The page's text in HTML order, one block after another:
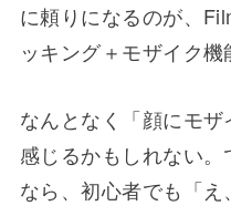
に頼りになるのが、
ッキング＋モザイク機
なんとなく「顔にモザ
感じるかもしれない
なら、初心者でも「